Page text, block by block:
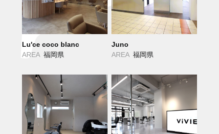
Lu'ce coco blanc
AREA 福岡県
Juno
AREA 福岡県